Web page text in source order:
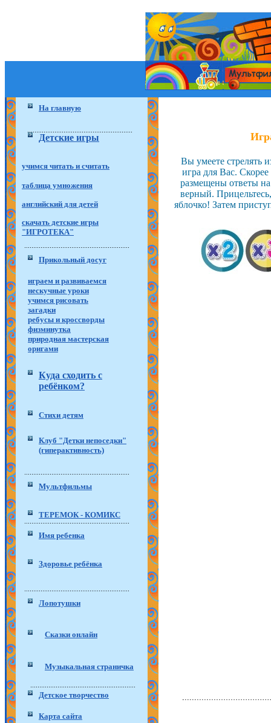
На главную
Детские игры
учимся читать и считать
таблица умножения
английский для детей
скачать детские игры
"ИГРОТЕКА"
Прикольный досуг
играем и развиваемся
нескучные уроки
учимся рисовать
загадки
ребусы и кроссворды
физминутка
природная мастерская
оригами
Куда сходить с
ребёнком?
Стихи детям
Клуб "Детки непоседки"
(гиперактивность)
Мультфильмы
ТЕРЕМОК - КОМИКС
Имя ребенка
Здоровье ребёнка
Лопотушки
Сказки онлайн
Музыкальная страничка
Детское творчество
Карта сайта
Вы умеете стрелять
игра для Вас.
размещены ответы
верный.
яблочко! Затем